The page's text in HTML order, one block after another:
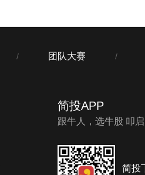
/ 团队大赛 /
简投APP
跟牛人，选牛股 叩
简投